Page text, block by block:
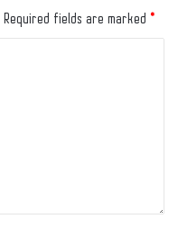
Required fields are marked *